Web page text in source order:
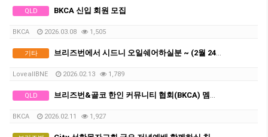
QLD BKCA 신입 회원 모집
BKCA 2026.03.08 1,505
기타 브리즈번에서 시드니 오일쉐어하실분 ~ (2월 24-26일 사이 출발)
LoveallBNE 2026.02.13 1,789
QLD 브리즈번&골코 한인 커뮤니티 협회(BKCA) 멤버 모집
BKCA 2026.02.11 1,927